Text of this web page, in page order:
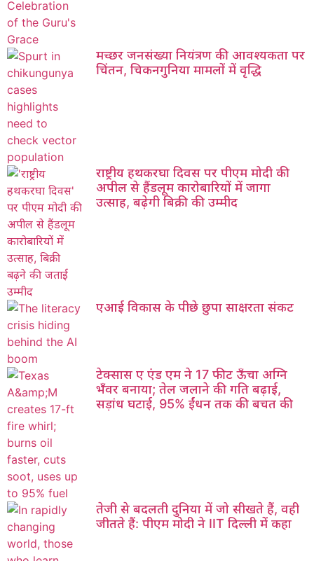
मच्छर जनसंख्या नियंत्रण की आवश्यकता पर
चिंतन, चिकनगुनिया मामलों में वृद्धि
राष्ट्रीय हथकरघा दिवस पर पीएम मोदी की
अपील से हैंडलूम कारोबारियों में जागा
उत्साह, बढ़ेगी बिक्री की उम्मीद
एआई विकास के पीछे छुपा साक्षरता संकट
टेक्सास ए एंड एम ने 17 फीट ऊँचा अग्नि
भँवर बनाया; तेल जलाने की गति बढ़ाई,
सड़ांध घटाई, 95% ईंधन तक की बचत की
तेजी से बदलती दुनिया में जो सीखते हैं, वही
जीतते हैं: पीएम मोदी ने IIT दिल्ली में कहा